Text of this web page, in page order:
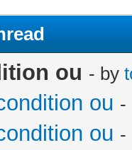
=
= ou - by
ou -
ou -